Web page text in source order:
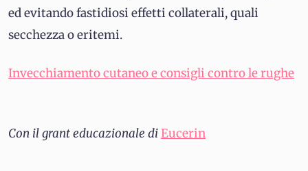
ed evitando fastidiosi effetti collaterali, quali
secchezza o eritemi.
Invecchiamento cutaneo e consigli contro le rughe
Con il grant educazionale diEucerin